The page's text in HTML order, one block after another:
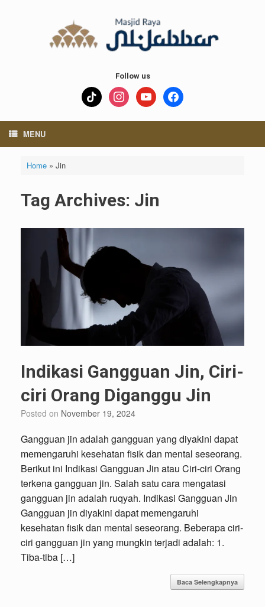
Follow us
tiktok instagramyoutube facebook
MENU
Home» Jin
Tag Archives: Jin
Indikasi Gangguan Jin, Ciri-
ciri Orang Diganggu Jin
Posted on November 19, 2024
Gangguan jin adalah gangguan yang diyakini dapat
memengaruhi kesehatan fisik dan mental seseorang.
Berikut ini Indikasi Gangguan Jin atau Ciri-ciri Orang
terkena gangguan jin. Salah satu cara mengatasi
gangguan jin adalah ruqyah. Indikasi Gangguan Jin
Gangguan jin diyakini dapat memengaruhi
kesehatan fisik dan mental seseorang. Beberapa ciri-
ciri gangguan jin yang mungkin terjadi adalah: 1.
Tiba-tiba […]
Baca Selengkapnya